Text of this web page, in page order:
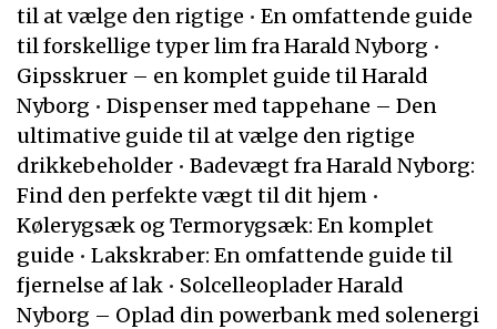
til at vælge den rigtige • En omfattende guide
til forskellige typer lim fra Harald Nyborg •
Gipsskruer – en komplet guide til Harald
Nyborg • Dispenser med tappehane – Den
ultimative guide til at vælge den rigtige
drikkebeholder • Badevægt fra Harald Nyborg:
Find den perfekte vægt til dit hjem •
Kølerygsæk og Termorygsæk: En komplet
guide • Lakskraber: En omfattende guide til
fjernelse af lak • Solcelleoplader Harald
Nyborg – Oplad din powerbank med solenergi